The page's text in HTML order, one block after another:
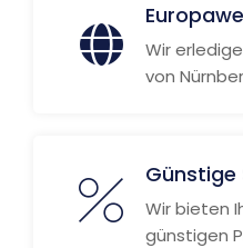
Wir
von
Günstige
Wir bieten
günstigen